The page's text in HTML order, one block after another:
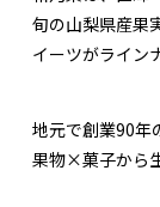
旬の山梨県産果
イーツがライン
地元で創業90年
果物×菓子から